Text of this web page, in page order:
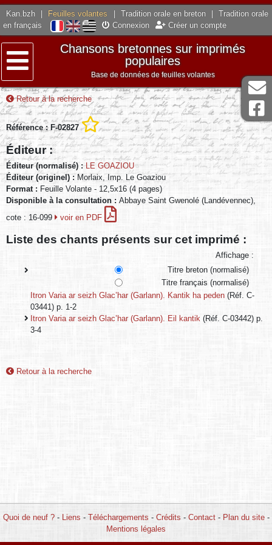
Kan.bzh Feuilles volantes Tradition orale en breton
Tradition orale
en français
Connexion Créer un compte
Menu
Chansons bretonnes sur imprimés
populaires
Base de données de feuilles volantes
Retour à la recherche
Référence : F-02827
Éditeur :
Éditeur (normalisé) :
LE GOAZIOU
Éditeur (originel) : Morlaix, Imp. Le Goaziou
Format : Feuille Volante - 12,5x16 (4 pages)
Disponible à la consultation : Abbaye Saint Gwenolé (Landévennec),
cote : 16-099
voir en PDF
Liste des chants présents sur cet imprimé :
Affichage :
Titre breton (normalisé)
Titre français (normalisé)
Itron Varia ar seizh Glac’har (Garlann). Kantik ha peden (Réf. C-
03441) p. 1-2
Itron Varia ar seizh Glac’har (Garlann). Eil kantik (Réf. C-03442) p.
3-4
Retour à la recherche
Quoi de neuf ?- Liens - Téléchargements - Crédits - Contact- Plan du site-
Mentions légales